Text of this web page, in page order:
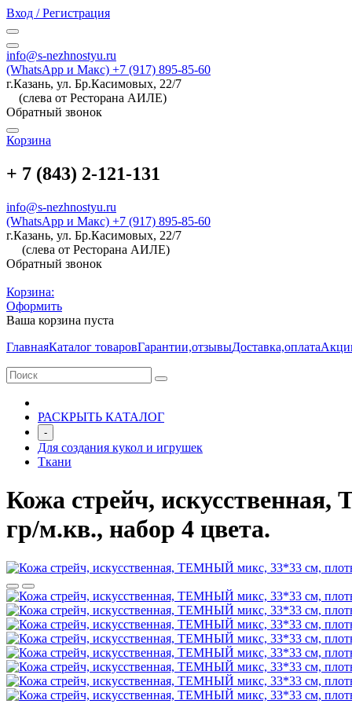
Вход / Регистрация
info@s-nezhnostyu.ru
(WhatsApp и Макс) +7 (917) 895-85-60
г.Казань, ул. Бр.Касимовых, 22/7
(слева от Ресторана АИЛЕ)
Обратный звонок
Корзина
+ 7 (843) 2-121-131
info@s-nezhnostyu.ru
(WhatsApp и Макс) +7 (917) 895-85-60
г.Казань, ул. Бр.Касимовых, 22/7
(слева от Ресторана АИЛЕ)
Обратный звонок
Корзина:
Оформить
Ваша корзина пуста
ГлавнаяКаталог товаровГарантии,отзывыДоставка,оплата
РАСКРЫТЬ КАТАЛОГ
-
Для создания кукол и игрушек
Ткани
Кожа стрейч,
гр/м.кв., набор 4 цвета.